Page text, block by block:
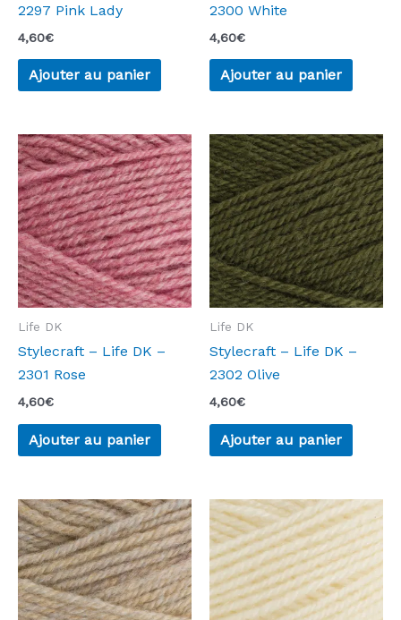
2297 Pink Lady
4,60€
Ajouter au panier
2300 White
4,60€
Ajouter au panier
Life DK
Stylecraft – Life DK –
2301 Rose
4,60€
Ajouter au panier
Life DK
Stylecraft – Life DK –
2302 Olive
4,60€
Ajouter au panier